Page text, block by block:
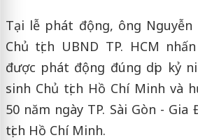
Tại lễ phát động, ông Nguyễn
Chủ tịch UBND TP. HCM
được phát động đúng dịp kỷ
sinh Chủ tịch Hồ Chí Minh và
50 năm ngày TP. Sài Gòn - Gia
tịch Hồ Chí Minh.